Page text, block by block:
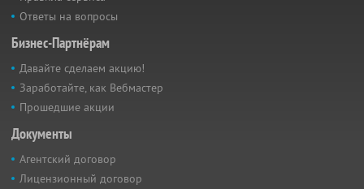
Ответы на вопросы
Бизнес-Партнёрам
Давайте сделаем акцию!
Заработайте, как Вебмастер
Прошедшие акции
Документы
Агентский договор
Лицензионный договор